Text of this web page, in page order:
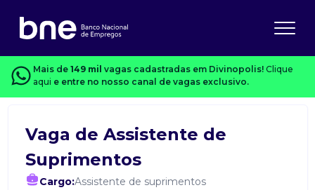
Mais de 149 mil vagas cadastradas em Divinopolis! Clique
aqui e entre no nosso canal de vagas exclusivo.
Vaga de Assistente de
Suprimentos
Cargo:Assistente de suprimentos